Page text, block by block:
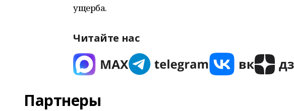
ущерба.
Читайте нас
Партнеры